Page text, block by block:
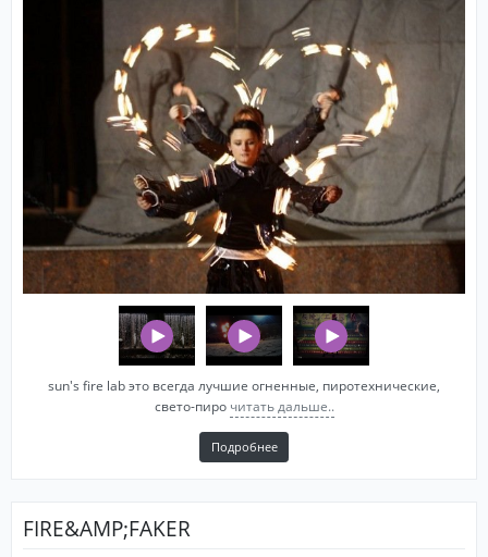
sun's fire lab это всегда лучшие огненные, пиротехнические,
свето-пиро читать дальше..
Подробнее
FIRE&AMP;FAKER